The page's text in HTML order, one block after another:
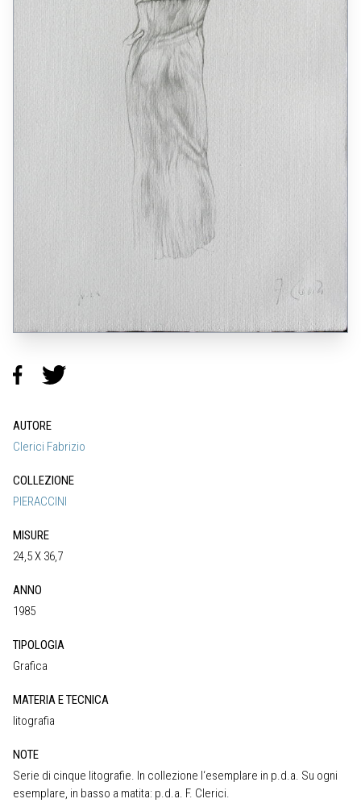
AUTORE
Clerici Fabrizio
COLLEZIONE
PIERACCINI
MISURE
24,5 X 36,7
ANNO
1985
TIPOLOGIA
Grafica
MATERIA E TECNICA
litografia
NOTE
Serie di cinque litografie. In collezione l‘esemplare in p.d.a. Su ogni
esemplare, in basso a matita: p.d.a. F. Clerici.